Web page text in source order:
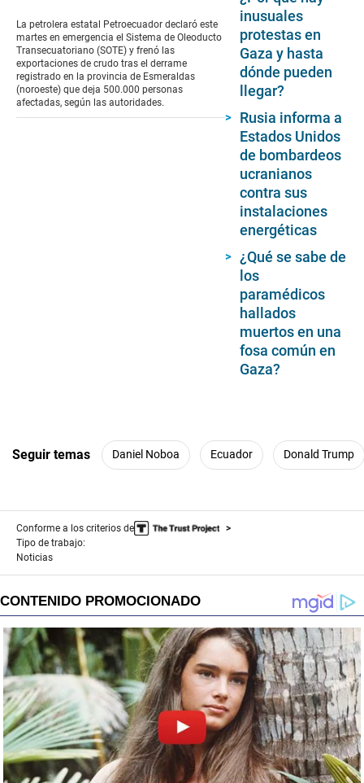
of
1
minute,
12
seconds
La petrolera estatal Petroecuador declaró este
martes en emergencia el Sistema de Oleoducto
Transecuatoriano (SOTE) y frenó las
exportaciones de crudo tras el derrame
registrado en la provincia de Esmeraldas
(noroeste) que deja 500.000 personas
afectadas, según las autoridades.
inusuales
protestas en
Gaza y hasta
dónde pueden
llegar?
Rusia informa a
Estados Unidos
de bombardeos
ucranianos
contra sus
instalaciones
energéticas
¿Qué se sabe de
los
paramédicos
hallados
muertos en una
fosa común en
Gaza?
Seguir temas Daniel Noboa Ecuador Donald Trump
Conforme a los criterios de
Tipo de trabajo:
Noticias